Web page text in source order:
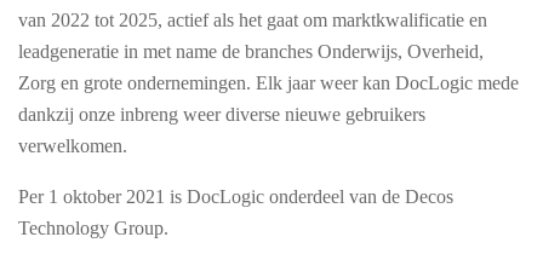
van 2022 tot 2025, actief als het gaat om marktkwalificatie en
leadgeneratie in met name de branches Onderwijs, Overheid,
Zorg en grote ondernemingen. Elk jaar weer kan DocLogic mede
dankzij onze inbreng weer diverse nieuwe gebruikers
verwelkomen.
Per 1 oktober 2021 is DocLogic onderdeel van de Decos
Technology Group.